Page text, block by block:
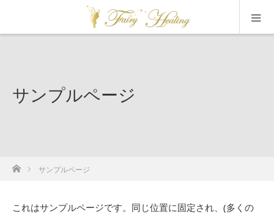
サンプルページ
ホームサンプルページ
これはサンプルページです。同じ位置に固定され、(多くの